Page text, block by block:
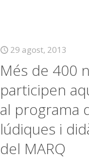
29 agost, 2013
Més de 400
participen
al programa
lúdiques i
del MARQ